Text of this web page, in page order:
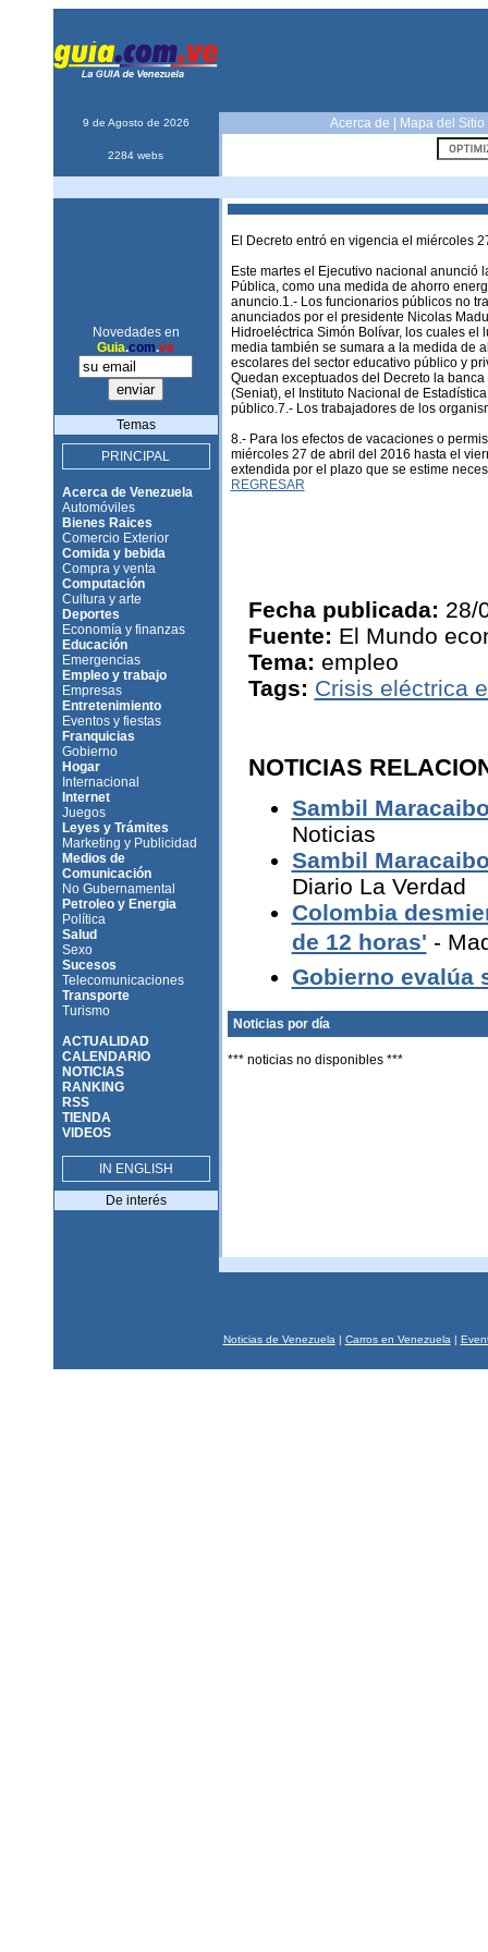
9 de Agosto de 2026 Acerca de Mapa del Sitio
2284 webs
Novedades en
Guia.com.ve
Temas
PRINCIPAL
Acerca de Venezuela
Automóviles
Bienes Raices
Comercio Exterior
Comida y bebida
Compra y venta
Computación
Cultura y arte
Deportes
Economía y finanzas
Educación
Emergencias
Empleo y trabajo
Empresas
Entretenimiento
Eventos y fiestas
Franquicias
Gobierno
Hogar
Internacional
Internet
Juegos
Leyes y Trámites
Marketing y Publicidad
Medios de
Comunicación
No Gubernamental
Petroleo y Energia
Política
Salud
Sexo
Sucesos
Telecomunicaciones
Transporte
Turismo
ACTUALIDAD
CALENDARIO
NOTICIAS
RANKING
RSS
TIENDA
VIDEOS
IN ENGLISH
De interés
El Decreto entró en vigencia el miércoles
Este martes el Ejecutivo nacional anunció
Pública, como una medida de ahorro
anuncio.1.- Los funcionarios públicos no
anunciados por el presidente Nicolas
Hidroeléctrica Simón Bolívar, los cuales
media también se sumara a la medida de
escolares del sector educativo público y
Quedan exceptuados del Decreto la
(Seniat), el Instituto Nacional de
público.7.- Los trabajadores de los
8.- Para los efectos de vacaciones o
miércoles 27 de abril del 2016 hasta el
extendida por el plazo que se estime
REGRESAR
Fecha publicada: 28/
Fuente: El Mundo
Tema: empleo
Tags: Crisis eléctrica
NOTICIAS
Sambil
Noticias
Sambil
Diario La Verdad
Colombia
de 12 horas' -
Gobierno evalúa
Noticias por día
*** noticias no disponibles ***
Noticias de Venezuela | Carros en Venezuela |